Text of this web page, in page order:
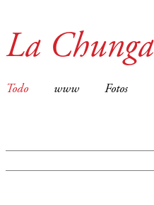
La Chunga
Todo www Fotos